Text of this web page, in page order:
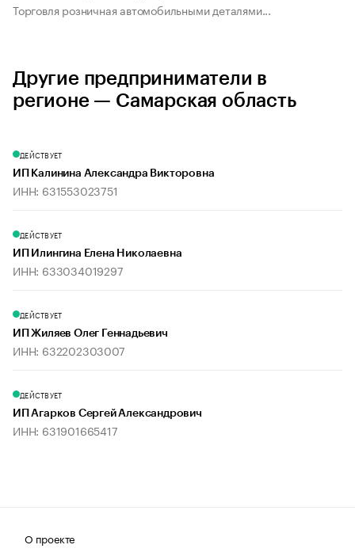
Торговля розничная автомобильными деталями...
Другие предприниматели в
регионе — Самарская область
ДЕЙСТВУЕТ
ИП Калинина Александра Викторовна
ИНН: 631553023751
ДЕЙСТВУЕТ
ИП Илингина Елена Николаевна
ИНН: 633034019297
ДЕЙСТВУЕТ
ИП Жиляев Олег Геннадьевич
ИНН: 632202303007
ДЕЙСТВУЕТ
ИП Агарков Сергей Александрович
ИНН: 631901665417
О проекте